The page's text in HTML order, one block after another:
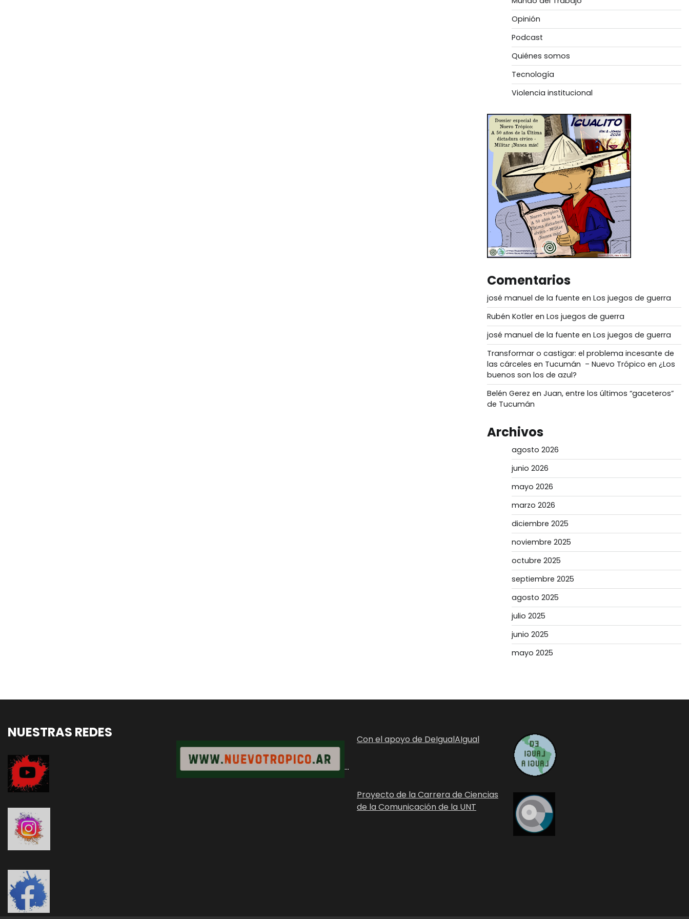
Opinión
Podcast
Quiénes somos
Tecnología
Violencia institucional
Comentarios
josé manuel de la fuente en Los juegos de guerra
Rubén Kotleren Los juegos de guerra
josé manuel de la fuente en Los juegos de guerra
Transformar o castigar: el problema incesante de
las cárceles en Tucumán – Nuevo Trópico en ¿Los
buenos son los de azul?
Belén Gerez en Juan, entre los últimos “gaceteros”
de Tucumán
Archivos
agosto 2026
junio 2026
mayo 2026
marzo 2026
diciembre 2025
noviembre 2025
octubre 2025
septiembre 2025
agosto 2025
julio 2025
junio 2025
mayo 2025
NUESTRAS REDES Con el apoyo de DeIgualAIgual
...
Proyecto de la Carrera de Ciencias
de la Comunicación de la UNT